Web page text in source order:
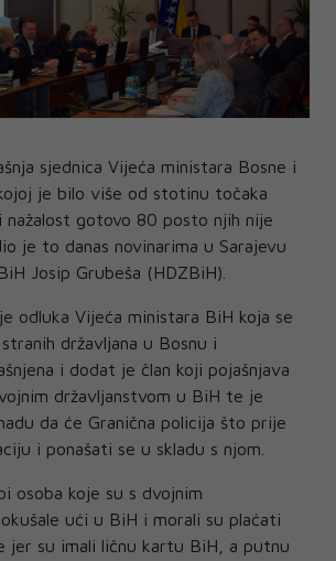
sjednica Vijeća ministara Bosne i
je bilo više od stotinu točaka
nažalost gotovo 80 posto njih nije
je to danas novinarima u Sarajevu
Josip Grubeša (HDZBiH).
odluka Vijeća ministara BiH koja se
državljana u Bosnu i
i dodat je član koji pojašnjava
državljanstvom u BiH te je
da će Granična policija što prije
i ponašati se u skladu s njom.
osoba koje su s dvojnim
ući u BiH i morali su plaćati
jer su imali ličnu kartu BiH, a putnu